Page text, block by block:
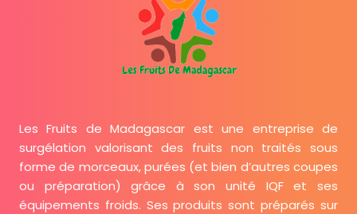
Les Fruits de Madagascar est une entreprise de
surgélation valorisant des fruits non traités sous
forme de morceaux, purées (et bien d’autres coupes
ou préparation) grâce à son unité IQF et ses
équipements froids. Ses produits sont préparés sur